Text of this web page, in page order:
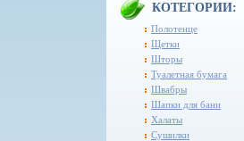
КОТЕГОРИИ:
Полотенце
Щетки
Шторы
Туалетная бумага
Швабры
Шапки для бани
Халаты
Сушилки